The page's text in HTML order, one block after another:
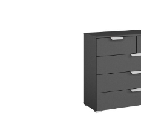
Wenige
Kommode
585,00 €